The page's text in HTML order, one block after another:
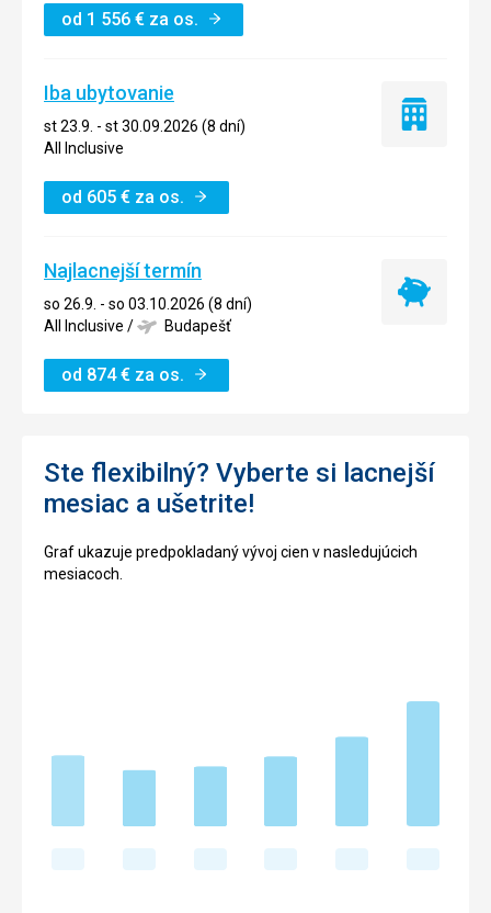
od 1 556 € za os.
Iba ubytovanie
st 23.9. - st 30.09.2026 (8 dní)
All Inclusive
od 605 € za os.
Iba
Najlacnejší termín
so 26.9. - so 03.10.2026 (8 dní)
All Inclusive / Budapešť
od 874€ za os.
Najlacnejší
Ste flexibilný? Vyberte si lacnejší
mesiac a ušetrite!
Graf ukazuje predpokladaný vývoj cien v nasledujúcich
mesiacoch.